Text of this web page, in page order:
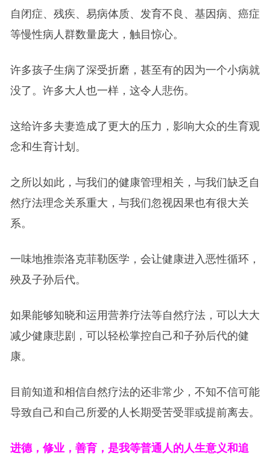
自闭症、残疾、易病体质、发育不良、基因病、癌症
等慢性病人群数量庞大，触目惊心。
许多孩子生病了深受折磨，甚至有的因为一个小病就
没了。许多大人也一样，这令人悲伤。
这给许多夫妻造成了更大的压力，影响大众的生育观
念和生育计划。
之所以如此，与我们的健康管理相关，与我们缺乏自
然疗法理念关系重大，与我们忽视因果也有很大关
系。
一味地推崇洛克菲勒医学，会让健康进入恶性循环，
殃及子孙后代。
如果能够知晓和运用营养疗法等自然疗法，可以大大
减少健康悲剧，可以轻松掌控自己和子孙后代的健
康。
目前知道和相信自然疗法的还非常少，不知不信可能
导致自己和自己所爱的人长期受苦受罪或提前离去。
进德，修业，善育，是我等普通人的人生意义和追